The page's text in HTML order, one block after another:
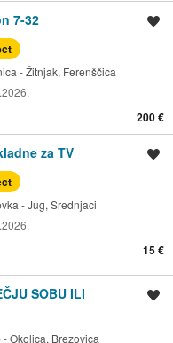
7-32
- Žitnjak, Ferenščica
200 €
za TV
- Jug, Srednjaci
15 €
SOBU ILI
- Okolica, Brezovica